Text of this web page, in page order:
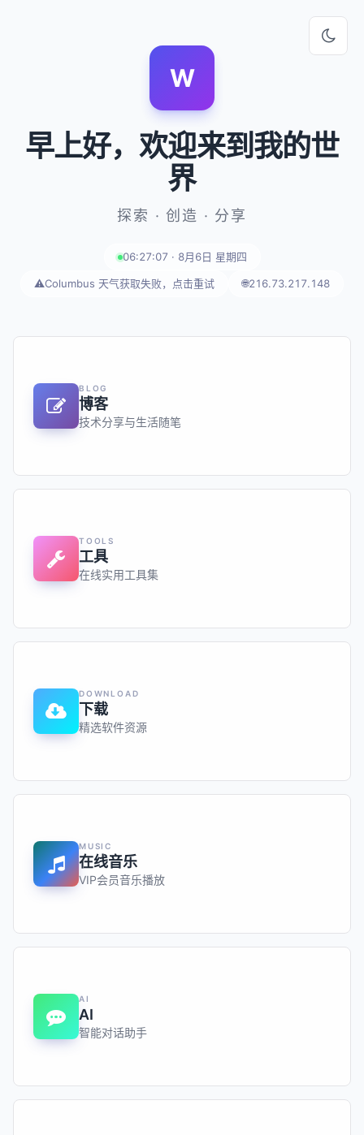
W
早上好，欢迎来到我的世
界
探索 · 创造 · 分享
06:27:07 · 8月6日 星期四
⚠️Columbus 天气获取失败，点击重试 🌐216.73.217.148
BLOG
博客
技术分享与生活随笔
TOOLS
工具
在线实用工具集
DOWNLOAD
下载
精选软件资源
MUSIC
在线音乐
VIP会员音乐播放
AI
AI
智能对话助手